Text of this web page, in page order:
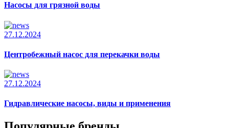
Насосы для грязной воды
27.12.2024
Центробежный насос для перекачки воды
27.12.2024
Гидравлические насосы, виды и применения